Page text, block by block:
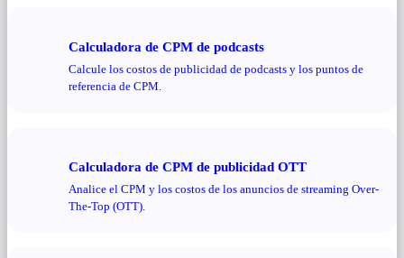
Calculadora de CPM de podcasts
Calcule los costos de publicidad de podcasts y los puntos de
referencia de CPM.
Calculadora de CPM de publicidad OTT
Analice el CPM y los costos de los anuncios de streaming Over-
The-Top (OTT).